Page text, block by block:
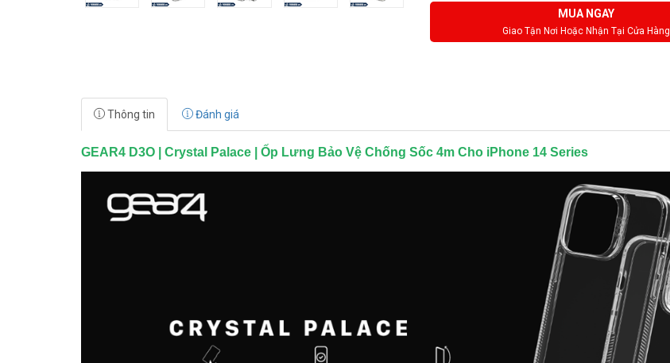
MUA NGAY
Giao Tận Nơi Hoặc Nhận Tại Cửa Hàng
Thông tin Đánh giá
GEAR4 D3O | Crystal Palace | Ốp Lưng Bảo Vệ Chống Sốc 4m Cho iPhone 14 Series